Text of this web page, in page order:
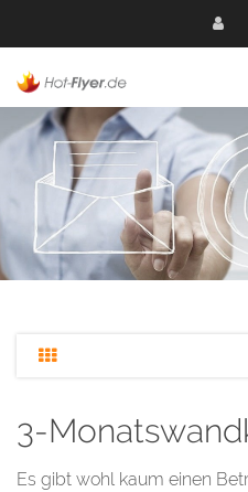
3-
Es gibt wohl kaum einen